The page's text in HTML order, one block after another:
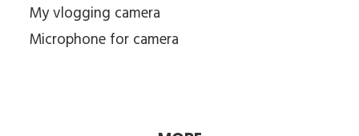
My vlogging camera
Microphone for camera